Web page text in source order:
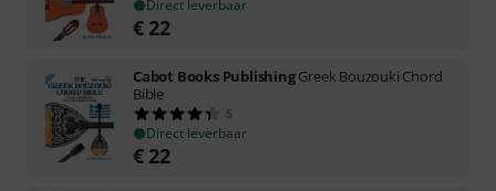
Direct leverbaar
€ 22
Cabot Books PublishingGreek Bouzouki Chord
Bible
5
Direct leverbaar
€ 22